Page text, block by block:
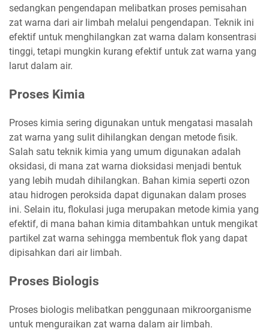
sedangkan pengendapan melibatkan proses pemisahan
zat warna dari air limbah melalui pengendapan. Teknik ini
efektif untuk menghilangkan zat warna dalam konsentrasi
tinggi, tetapi mungkin kurang efektif untuk zat warna yang
larut dalam air.
Proses Kimia
Proses kimia sering digunakan untuk mengatasi masalah
zat warna yang sulit dihilangkan dengan metode fisik.
Salah satu teknik kimia yang umum digunakan adalah
oksidasi, di mana zat warna dioksidasi menjadi bentuk
yang lebih mudah dihilangkan. Bahan kimia seperti ozon
atau hidrogen peroksida dapat digunakan dalam proses
ini. Selain itu, flokulasi juga merupakan metode kimia yang
efektif, di mana bahan kimia ditambahkan untuk mengikat
partikel zat warna sehingga membentuk flok yang dapat
dipisahkan dari air limbah.
Proses Biologis
Proses biologis melibatkan penggunaan mikroorganisme
untuk menguraikan zat warna dalam air limbah.